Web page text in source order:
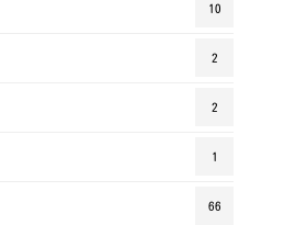
10
2
2
1
66